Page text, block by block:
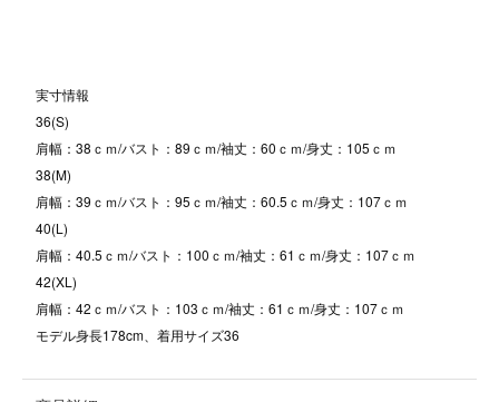
実寸情報
36(S)
肩幅：38ｃｍ/バスト：89ｃｍ/袖丈：60ｃｍ/身丈：105ｃｍ
38(M)
肩幅：39ｃｍ/バスト：95ｃｍ/袖丈：60.5ｃｍ/身丈：107ｃｍ
40(L)
肩幅：40.5ｃｍ/バスト：100ｃｍ/袖丈：61ｃｍ/身丈：107ｃｍ
42(XL)
肩幅：42ｃｍ/バスト：103ｃｍ/袖丈：61ｃｍ/身丈：107ｃｍ
モデル身長178cm、着用サイズ36